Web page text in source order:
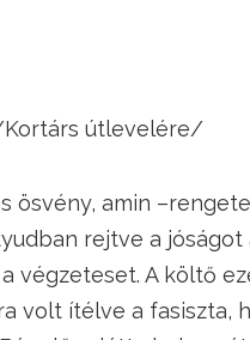
útlevelére/
ösvény, amin
rejtve a jóságot
végzeteset. A költő
volt ítélve a fasiszta,